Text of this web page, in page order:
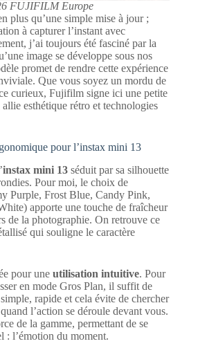
FUJIFILM Europe
plus qu’une simple mise à jour ;
à capturer l’instant avec
j’ai toujours été fasciné par la
image se développe sous nos
promet de rendre cette expérience
Que vous soyez un mordu de
curieux, Fujifilm signe ici une petite
esthétique rétro et technologies
pour l’instax mini 13
instax mini 13 séduit par sa silhouette
Pour moi, le choix de
Purple, Frost Blue, Candy Pink,
apporte une touche de fraîcheur
de la photographie. On retrouve ce
qui souligne le caractère
pour une utilisation intuitive. Pour
en mode Gros Plan, il suffit de
rapide et cela évite de chercher
l’action se déroule devant vous.
de la gamme, permettant de se
: l’émotion du moment.